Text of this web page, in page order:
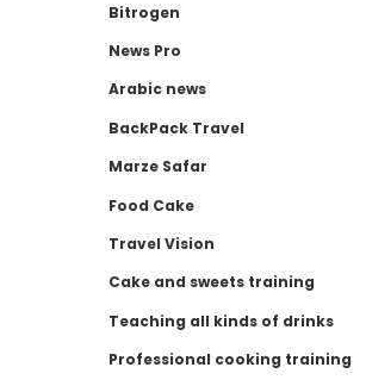
Bitrogen
News Pro
Arabic news
BackPack Travel
Marze Safar
Food Cake
Travel Vision
Cake and sweets training
Teaching all kinds of drinks
Professional cooking training